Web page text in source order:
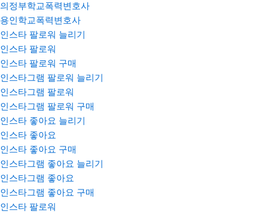
의정부학교폭력변호사
용인학교폭력변호사
인스타 팔로워 늘리기
인스타 팔로워
인스타 팔로워 구매
인스타그램 팔로워 늘리기
인스타그램 팔로워
인스타그램 팔로워 구매
인스타 좋아요 늘리기
인스타 좋아요
인스타 좋아요 구매
인스타그램 좋아요 늘리기
인스타그램 좋아요
인스타그램 좋아요 구매
인스타 팔로워